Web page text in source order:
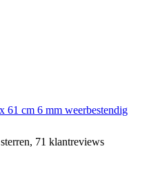
61 cm 6 mm weerbestendig
71 klantreviews